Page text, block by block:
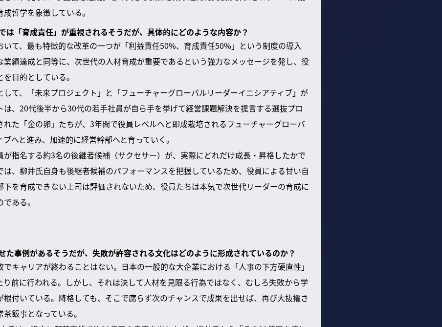
哲学を象徴している。
は「育成責任」が重視されるそうだが、具体的にどのような内容か？
いて、最も特徴的な改革の一つが「利益責任50%、育成責任50%」という制度の導入
業績達成と同等に、次世代の人材育成が重要であるという強力なメッセージを発し、役
目的としている。
して、「未来プロジェクト」と「フューチャーグローバルリーダーイニシアティブ」が
は、20代後半から30代の若手社員が自ら手を挙げて経営課題解決を提言する選抜プロ
れた「金の卵」たちが、3年間で役員レベルへと即成栽培されるフューチャーグローバ
へと進み、加速的に経営幹部へと育っていく。
が指名する約3名の後継者候補（サクセサー）が、実際にどれだけ成長・昇格したかで
、柳井氏自身も後継者候補のパフォーマンスを把握しているため、役員による甘い自
下を育成できない上司は評価されないため、役員たちは本気で次世代リーダーの育成に
ある。
た事例があるそうだが、失敗が許容される文化はどのように形成されているのか？
キャリアが終わることはない。日本の一般的な大企業における「人事の下方硬直性」
り前に行われる。しかし、それは決して人材を見限る行為ではなく、むしろ失敗から学
付いている。降格しても、そこで腐らず次のチャンスで成果を出せば、再び大抜擢さ
飯事となっている。